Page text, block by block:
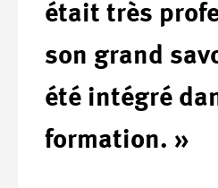
était très
son grand
été intégré
formation. »